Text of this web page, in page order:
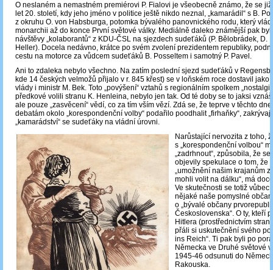
O neslaném a nemastném premiérovi P. Fialovi je všeobecně známo, že se
let 20. století, kdy jeho jméno v politice ještě nikdo neznal, „kamarádil“ s B.
z okruhu O. von Habsburga, potomka bývalého panovnického rodu, který
monarchii až do konce První světové války. Mediálně daleko známější pak
návštěvy „kolaborantů“ z KDU-ČSL na sjezdech sudeťáků (P. Bělobrádek, D.
Heller). Docela nedávno, krátce po svém zvolení prezidentem republiky,
cestu na motorce za vůdcem sudeťáků B. Posseltem i samotný P. Pavel.
Ani to zdaleka nebylo všechno. Na zatím poslední sjezd sudeťáků v
kde 14 českých velmožů přijalo v r. 845 křest) se v loňském roce dostavil jako
vlády i ministr M. Bek. Toto „povýšení“ vztahů s regionálním spolkem
předkové volili stranu K. Henleina, nebylo jen tak. Od té doby se to jaksi
ale pouze „zasvěcení“ vědí, co za tím vším vězí. Zdá se, že teprve v těchto
debatám okolo „korespondenční volby“ podařilo poodhalit „firhaňky“,
„kamarádství“ se sudeťáky na vládní úrovni.
Narůstající nervozita z toho,
s „korespondenční volbou“
„zadrhnout“, způsobila, že
objevily spekulace o tom, že
„umožnění našim krajanům z
mohli volit na dálku“, má
Ve skutečnosti se totiž vůbec
nějaké naše pomyslné
o „bývalé občany
Československa“. O ty, kteří
Hitlera (prostřednictvím
přáli si uskutečnění svého
ins Reich“. Ti pak byli po
Německa ve Druhé světové
1945-46 odsunuti do
Rakouska.